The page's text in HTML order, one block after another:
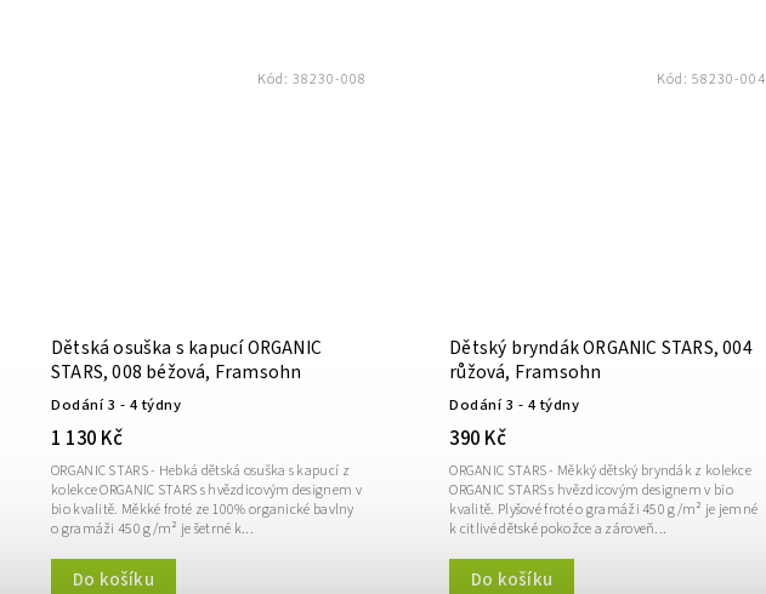
Dětská osuška s kapucí ORGANIC
STARS, 008 béžová, Framsohn
Dodání 3 - 4 týdny
1 130 Kč
Do košíku
ORGANIC STARS - Hebká dětská osuška s kapucí z
kolekce ORGANIC STARS s hvězdicovým designem v
bio kvalitě. Měkké froté ze 100% organické bavlny
o gramáži 450 g/m² je šetrné k...
Kód:38230-008
Dětský bryndák ORGANIC STARS, 004
růžová, Framsohn
Dodání 3 - 4 týdny
390 Kč
Do košíku
ORGANIC STARS - Měkký dětský bryndák z kolekce
ORGANIC STARS s hvězdicovým designem v bio
kvalitě. Plyšové froté o gramáži 450 g/m² je jemné
k citlivé dětské pokožce a zároveň...
Kód: 58230-004